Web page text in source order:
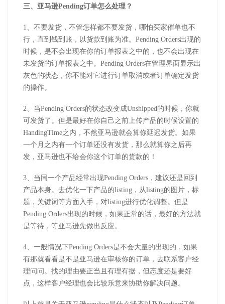
三、亚马逊Pending订单怎么处理？
1、不要发货，不管怎样都不要发货，哪怕买家催单也不
行，直到钱到账，以货款到账为准。Pending Orders出现的
时候，是不会出现在你的订单报表之中的，也不会出现在
未发货的订单报表之中。Pending Orders在管理界面显示出
灰色的状态，你不能对它进行订单取消或者订单确定发货
的操作。
2、当Pending Orders的状态改变成Unshipped的时候，你就
可发货了。但是最好在你自己之前上传产品的时候设置的
HandingTime之内，不然亚马逊就会算你延迟发货。如果
一个月之内有一个订单还没有发货，那么就算你之后再
发，亚马逊也不给会你这个订单的货款的！
3、当同一个产品经常出现Pending Orders，建议还是回到
产品本身。去优化一下产品的listing，从listing的图片，标
题，关键词等方面入手，对listing进行优化调整。但是
Pending Orders出现的时候，如果正常的话，最好的方法就
是等待，等亚马逊先做出反应。
4、一般情况下Pending Orders是不会大量的出现的，如果
有那就看看是不是亚马逊在审核你的订单，去联系客户经
理问问。找的理由要正当且有理有据，但态度还是要好
点，这样客户经理也会比较乐意来协助你解决问题。